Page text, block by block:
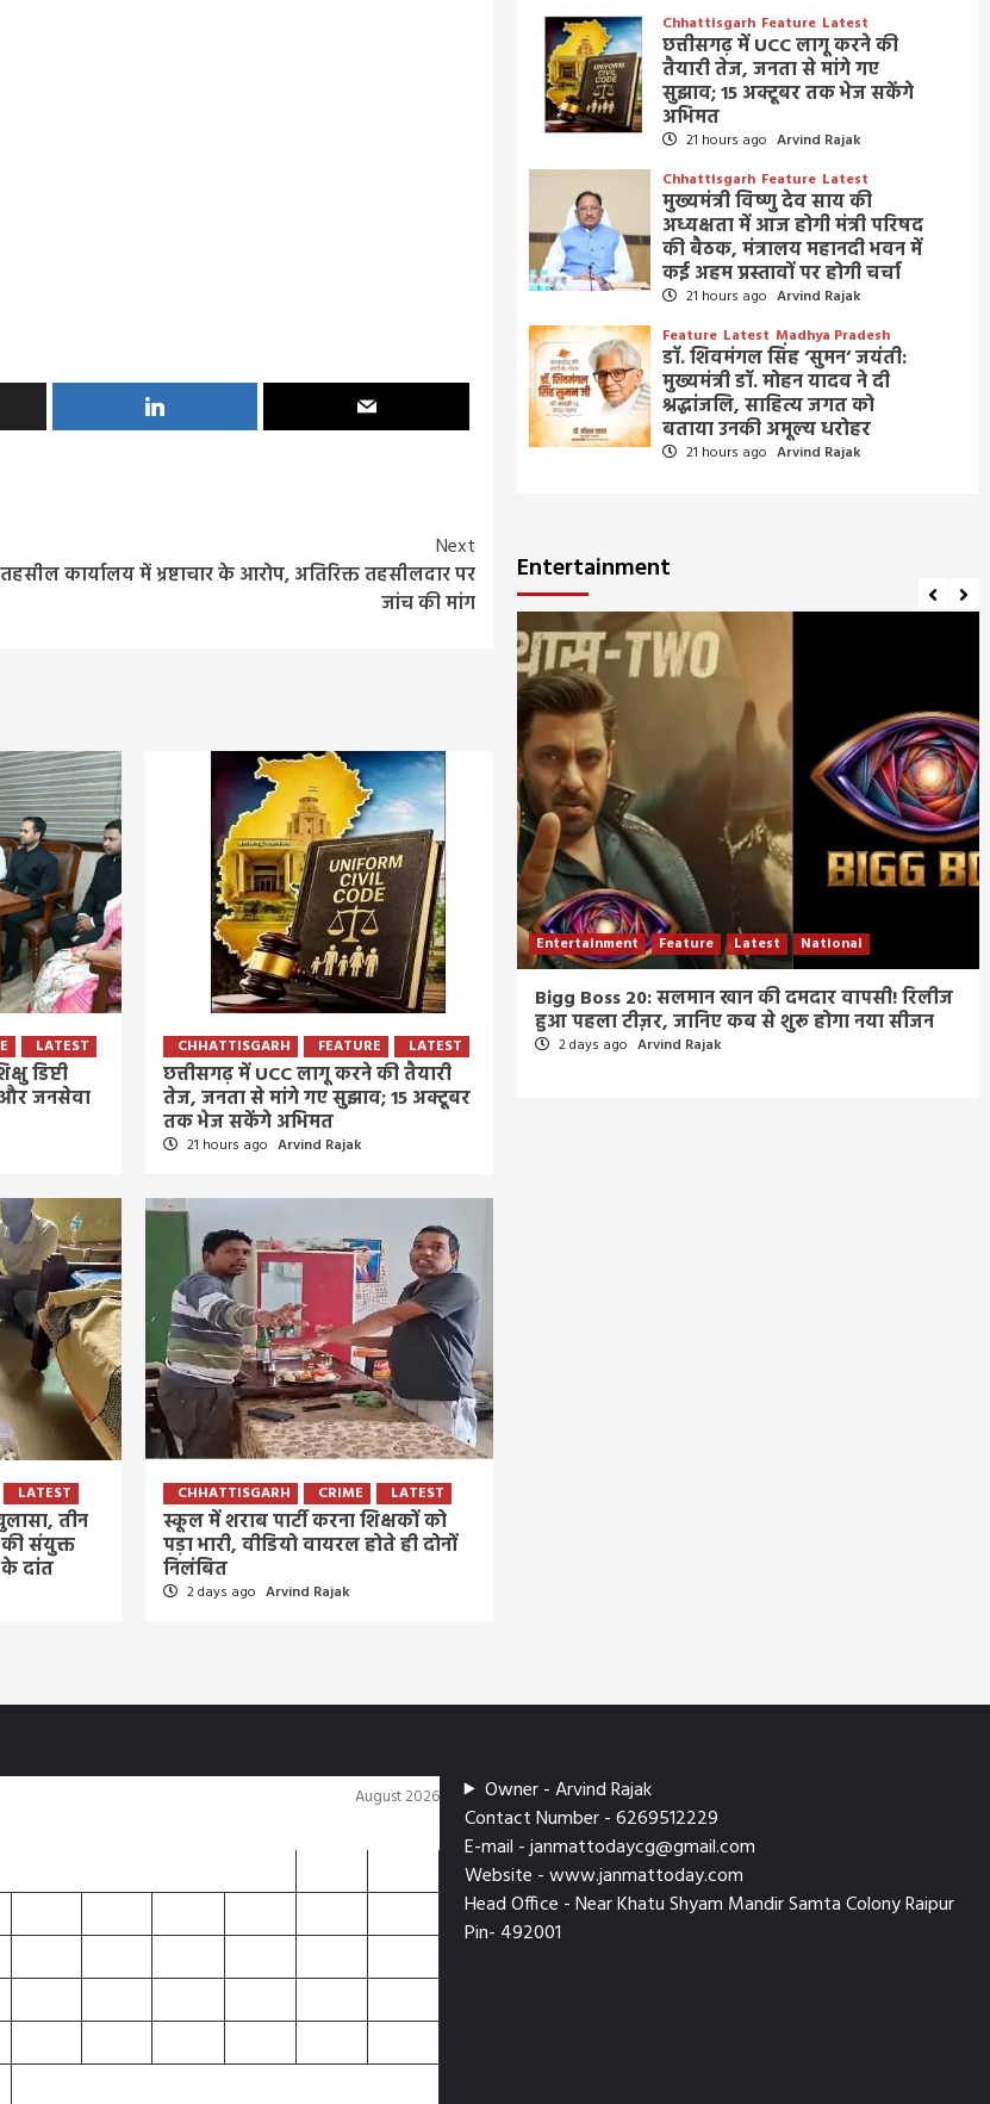
Next
कार्यालय में भ्रष्टाचार के आरोप, अतिरिक्त तहसीलदार पर
जांच की मांग
LATEST
डिप्टी
जनसेवा
CHHATTISGARH FEATURE LATEST
छत्तीसगढ़ में UCC लागू करने की तैयारी
तेज, जनता से मांगे गए सुझाव; 15 अक्टूबर
तक भेज सकेंगे अभिमत
21 hours ago Arvind Rajak
LATEST
तीन
संयुक्त
के दांत
CHHATTISGARH CRIME LATEST
स्कूल में शराब पार्टी करना शिक्षकों को
पड़ा भारी, वीडियो वायरल होते ही दोनों
निलंबित
2 days ago Arvind Rajak
Chhattisgarh Feature Latest
छत्तीसगढ़ में UCC लागू करने की
तैयारी तेज, जनता से मांगे गए
सुझाव; 15 अक्टूबर तक भेज सकेंगे
अभिमत
21 hours ago Arvind Rajak
Chhattisgarh Feature Latest
मुख्यमंत्री विष्णु देव साय की
अध्यक्षता में आज होगी मंत्री परिषद
की बैठक, मंत्रालय महानदी भवन में
कई अहम प्रस्तावों पर होगी चर्चा
21 hours ago Arvind Rajak
Feature Latest Madhya Pradesh
डॉ. शिवमंगल सिंह ‘सुमन’ जयंती:
मुख्यमंत्री डॉ. मोहन यादव ने दी
श्रद्धांजलि, साहित्य जगत को
बताया उनकी अमूल्य धरोहर
21 hours ago Arvind Rajak
Entertainment
Entertainment Feature Latest National
दिग्गज पार्श्व गायिका जमुना रानी का निधन, 88 वर्ष की उम्र
में ली अंतिम सांस, 6000 से अधिक गीतों को दी थी
आवाज
Arvind Rajak
Entertainment Feature Latest National
Bigg Boss 20: सलमान खान की दमदार वापसी! रिलीज
हुआ पहला टीज़र, जानिए कब से शुरू होगा नया सीजन
2 days ago Arvind Rajak
August 2026
Owner - Arvind Rajak
Contact Number - 6269512229
E-mail - janmattodaycg@gmail.com
Website - www.janmattoday.com
Head Office - Near Khatu Shyam Mandir Samta Colony Raipur
Pin- 492001